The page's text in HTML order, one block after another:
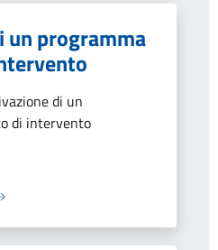
programma
di un
di intervento